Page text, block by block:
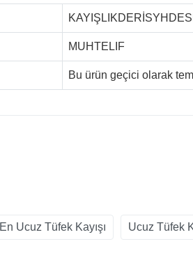
MUHTELIF
Bu ürün geçici olarak
En Ucuz Tüfek Kayışı Ucuz Tüfek